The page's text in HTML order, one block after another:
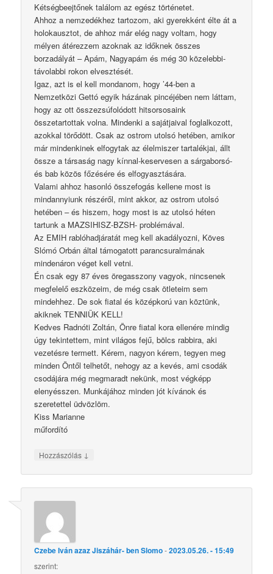
Kétségbeejtőnek találom az egész történetet.
Ahhoz a nemzedékhez tartozom, aki gyerekként élte át a
holokausztot, de ahhoz már elég nagy voltam, hogy
mélyen átérezzem azoknak az időknek összes
borzadályát – Apám, Nagyapám és még 30 közelebbi-
távolabbi rokon elvesztését.
Igaz, azt is el kell mondanom, hogy ’44-ben a
Nemzetközi Gettó egyik házának pincéjében nem láttam,
hogy az ott összezsúfolódott hitsorsosaink
összetartottak volna. Mindenki a sajátjaival foglalkozott,
azokkal törődött. Csak az ostrom utolsó hetében, amikor
már mindenkinek elfogytak az élelmiszer tartalékjai, állt
össze a társaság nagy kínnal-keservesen a sárgaborsó-
és bab közös főzésére és elfogyasztására.
Valami ahhoz hasonló összefogás kellene most is
mindannyiunk részéről, mint akkor, az ostrom utolsó
hetében – és hiszem, hogy most is az utolsó héten
tartunk a MAZSIHISZ-BZSH- problémával.
Az EMIH rablóhadjáratát meg kell akadályozni, Köves
Slómó Orbán által támogatott parancsuralmának
mindenáron véget kell vetni.
Én csak egy 87 éves öregasszony vagyok, nincsenek
megfelelő eszközeim, de még csak ötleteim sem
mindehhez. De sok fiatal és középkorú van köztünk,
akiknek TENNIÜK KELL!
Kedves Radnóti Zoltán, Önre fiatal kora ellenére mindig
úgy tekintettem, mint világos fejű, bölcs rabbira, aki
vezetésre termett. Kérem, nagyon kérem, tegyen meg
minden Öntől telhetőt, nehogy az a kevés, ami csodák
csodájára még megmaradt nekünk, most végképp
elenyésszen. Munkájához minden jót kívánok és
szeretettel üdvözlöm.
Kiss Marianne
műfordító
Hozzászólás ↓
Czebe Iván azaz Jiszáhár- ben Slomo-2023.05.26. - 15:49
szerint: